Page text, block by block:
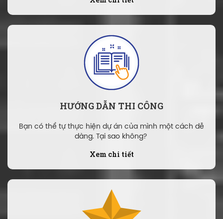
HƯỚNG DẪN THI CÔNG
Bạn có thể tự thực hiện dự án của mình một cách dễ
dàng. Tại sao không?
Xem chi tiết